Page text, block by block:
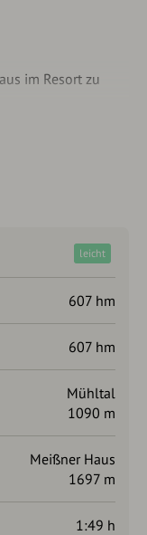
im Resort zu
leicht
607 hm
607 hm
Mühltal
1090 m
Meißner Haus
1697 m
1:49 h